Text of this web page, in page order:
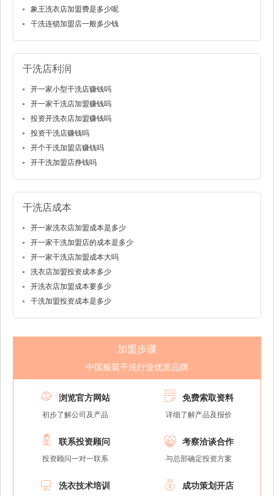
象王洗衣店加盟费是多少呢
干洗连锁加盟店一般多少钱
干洗店利润
开一家小型干洗店赚钱吗
开一家干洗店加盟赚钱吗
投资开洗衣店加盟赚钱吗
投资干洗店赚钱吗
开个干洗加盟店赚钱吗
开干洗加盟店挣钱吗
干洗店成本
开一家洗衣店加盟成本是多少
开一家干洗加盟店的成本是多少
开一家干洗店加盟成本大吗
洗衣店加盟投资成本多少
开洗衣店加盟成本要多少
干洗加盟投资成本是多少
加盟步骤
中国服装干洗行业优质品牌
 浏览官方网站
初步了解公司及产品
 免费索取资料
详细了解产品及报价
 联系投资顾问
投资顾问一对一联系
 考察洽谈合作
与总部确定投资方案
 洗衣技术培训  成功策划开店